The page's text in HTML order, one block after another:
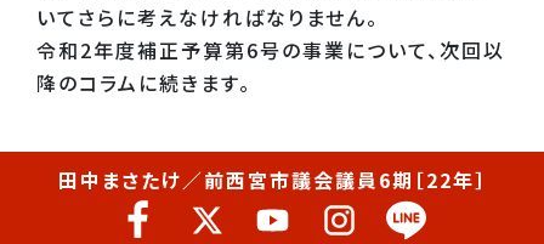
いてさらに考えなければなりません。
令和2年度補正予算第6号の事業について、次回以
降のコラムに続きます。
田中まさたけ／前西宮市議会議員6期［22年］